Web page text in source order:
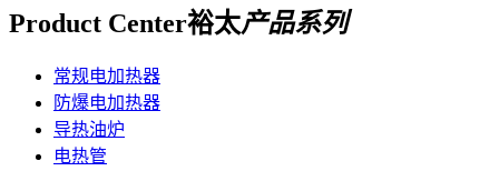
Product Center裕太产品系列
常规电加热器
防爆电加热器
导热油炉
电热管